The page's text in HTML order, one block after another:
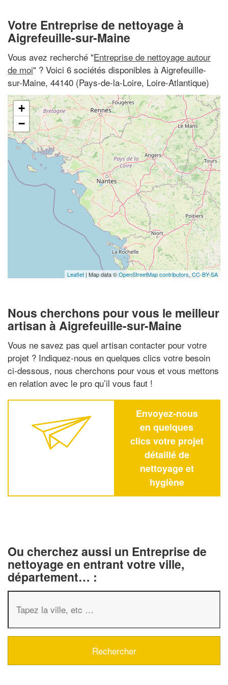
Votre Entreprise de nettoyage à
Aigrefeuille-sur-Maine
Vous avez recherché "Entreprise de nettoyage autour
de moi" ? Voici 6 sociétés disponibles à Aigrefeuille-
sur-Maine, 44140 (Pays-de-la-Loire, Loire-Atlantique)
+
−
Leaflet | Map data ©OpenStreetMap contributors, CC-BY-SA
Nous cherchons pour vous le meilleur
artisan à Aigrefeuille-sur-Maine
Vous ne savez pas quel artisan contacter pour votre
projet ? Indiquez-nous en quelques clics votre besoin
ci-dessous, nous cherchons pour vous et vous mettons
en relation avec le pro qu’il vous faut !
Envoyez-nous
en quelques
clics votre projet
détaillé de
nettoyage et
hygiène
Ou cherchez aussi un Entreprise de
nettoyage en entrant votre ville,
département… :